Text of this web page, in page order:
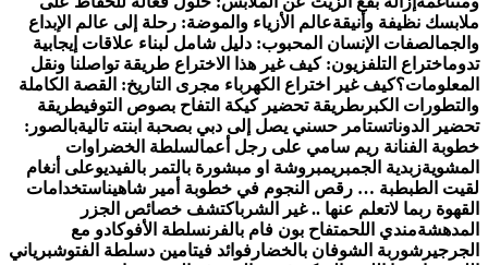
ملابسك نظيفة وأنيقةعالم الأزياء والموضة: رحلة إلى عالم الإبداع
والجمالصفات الإنسان المحبوب: دليل شامل لبناء علاقات إيجابية
تدوماختراع التلفزيون: كيف غير هذا الاختراع طريقة تواصلنا ونقل
المعلومات؟كيف غير اختراع الكهرباء مجرى التاريخ: القصة الكاملة
والتطورات الكبرىطريقة تحضير كيكة التفاح بصوص التوفيطريقة
تحضير الدوناتستامر حسني يصل إلى دبي بصحبة ابنته تاليةبالصور:
خطوبة الفنانة ريم سامي على رجل أعمالسلطة الخضراوات
المشويةزبدية الجمبريمبروشة او مبشورة بالتمر بالفيديوعلى أنغام
لقيت الطبطبة … رقص النجوم في خطوبة أمير شاهيناستخدامات
القهوة ربما لاتعلم عنها .. غير الشرباكتشف خصائص الجزر
المدهشةمندي اللحمتفاح بون فام بالفرنسلطة الأفوكادو مع
الجرجير شوربة الشوفان بالخضار فوائد فيتامين دسلطة الفتوشبرياني